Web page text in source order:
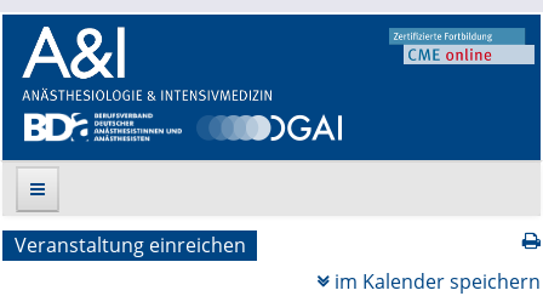
Suche
Veranstaltung einreichen
im Kalender speichern